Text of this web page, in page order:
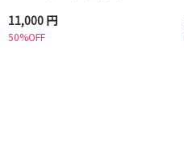
11,000 円
50%OFF